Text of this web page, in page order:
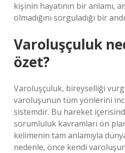
kişinin hayatının bir anlamı,
olmadığını sorguladığı bir
Varoluşçuluk
özet?
Varoluşçuluk, bireyselliği
varoluşunun tüm yönlerini
sistemdir. Bu hareket
sorumluluk kavramları ön
kelimenin tam anlamıyla
nedenle, önce kendi